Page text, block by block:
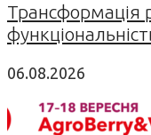
Трансформація
06.08.2026